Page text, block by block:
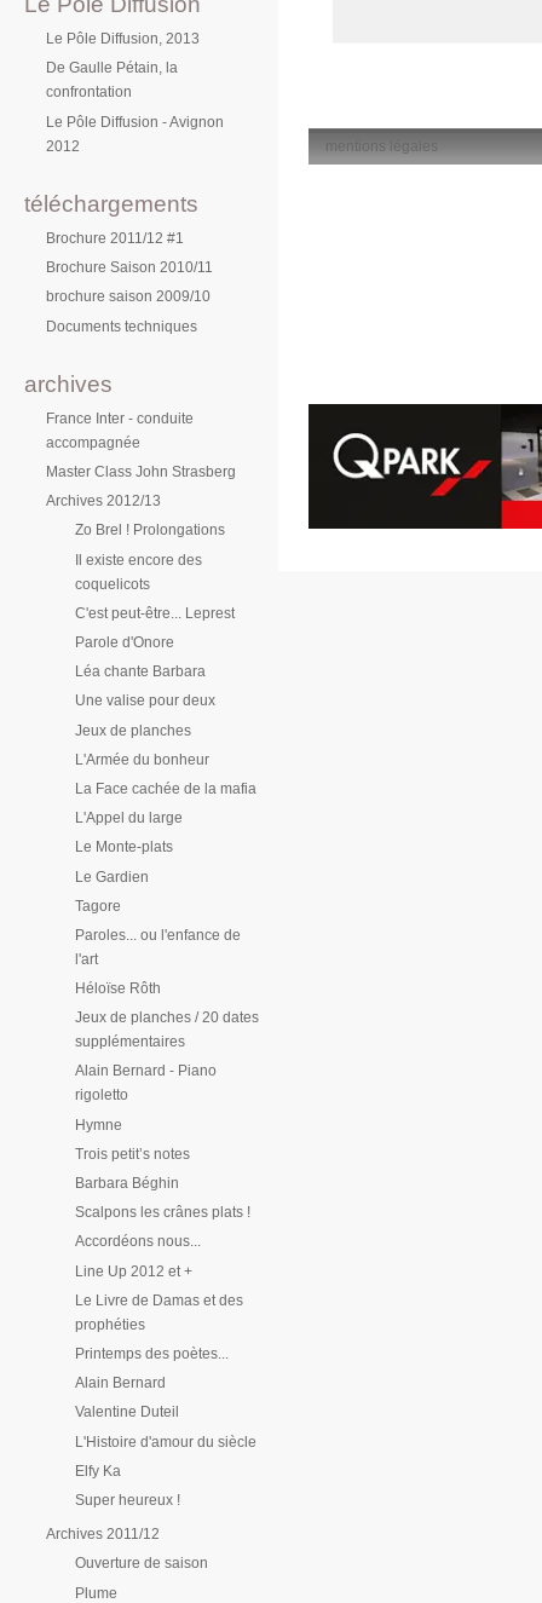
Le Pôle Diffusion, 2013
De Gaulle Pétain, la
confrontation
Le Pôle Diffusion - Avignon
2012
téléchargements
Brochure 2011/12 #1
Brochure Saison 2010/11
brochure saison 2009/10
Documents techniques
archives
France Inter - conduite
accompagnée
Master Class John Strasberg
Archives 2012/13
Zo Brel ! Prolongations
Il existe encore des
coquelicots
C'est peut-être... Leprest
Parole d'Onore
Léa chante Barbara
Une valise pour deux
Jeux de planches
L'Armée du bonheur
La Face cachée de la mafia
L'Appel du large
Le Monte-plats
Le Gardien
Tagore
Paroles... ou l'enfance de
l'art
Héloïse Rôth
Jeux de planches / 20 dates
supplémentaires
Alain Bernard - Piano
rigoletto
Hymne
Trois petit’s notes
Barbara Béghin
Scalpons les crânes plats !
Accordéons nous...
Line Up 2012 et +
Le Livre de Damas et des
prophéties
Printemps des poètes...
Alain Bernard
Valentine Duteil
L'Histoire d'amour du siècle
Elfy Ka
Super heureux !
Archives 2011/12
Ouverture de saison
Plume
mentions légales